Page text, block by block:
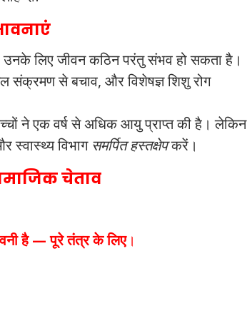
लिए जीवन कठिन परंतु संभव हो सकता है।
संक्रमण से बचाव, और विशेषज्ञ शिशु रोग
ने एक वर्ष से अधिक आयु प्राप्त की है। लेकिन
स्वास्थ्य विभाग समर्पित हस्तक्षेपकरें।
चेताव
है — पूरे तंत्र के लिए।